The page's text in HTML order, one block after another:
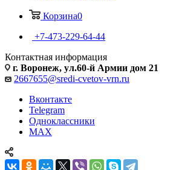
Корзина0
+7-473-229-64-44
Контактная информация
г. Воронеж, ул.60-й Армии дом 21
2667655@sredi-cvetov-vrn.ru
Вконтакте
Telegram
Одноклассники
MAX